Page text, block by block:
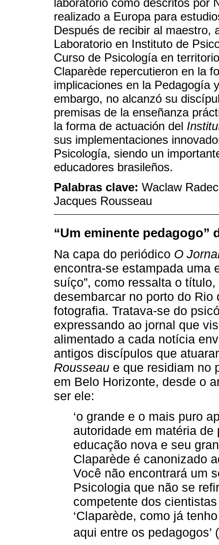
laboratorio como descritos por
realizado a Europa para
Después de recibir al maestro,
Laboratorio en Instituto de
Curso de Psicología en
Claparède repercutieron en la
implicaciones en la Pedagogía
embargo, no alcanzó su
premisas de la enseñanza
la forma de actuación del
sus implementaciones
Psicología, siendo un
educadores brasileños.
Palabras clave: Waclaw
Jacques Rousseau
“Um eminente pedagogo”
Na capa do periódico O
encontra-se estampada uma
suíço”, como ressalta o
desembarcar no porto do
fotografia. Tratava-se do
expressando ao jornal que
alimentado a cada notícia
antigos discípulos que
Rousseau e que residiam no
em Belo Horizonte, desde o
ser ele:
‘o grande e o mais puro
autoridade em matéria de
educação nova e seu
Claparède é canonizado
Você não encontrará um
Psicologia que não se
competente dos
‘Claparède, como já
aqui entre os pedagogos’ (